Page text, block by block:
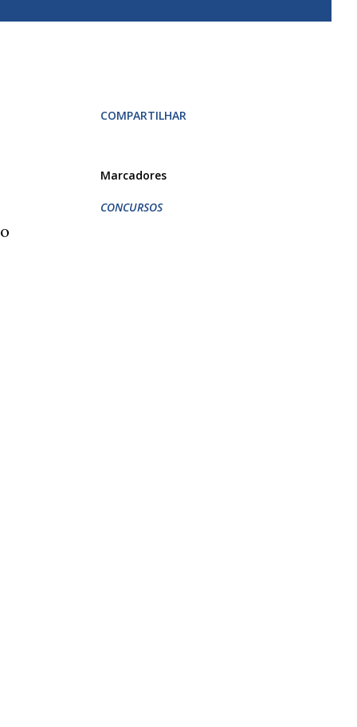
COMPARTILHAR
Marcadores
CONCURSOS